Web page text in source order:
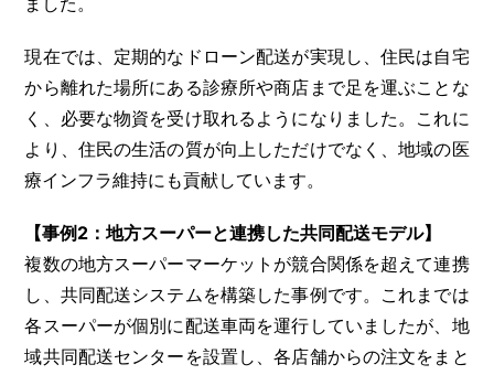
現在では、定期的なドローン配送が実現し、住民は自宅
から離れた場所にある診療所や商店まで足を運ぶことな
く、必要な物資を受け取れるようになりました。これに
より、住民の生活の質が向上しただけでなく、地域の医
療インフラ維持にも貢献しています。
【事例2：地方スーパーと連携した共同配送モデル】
複数の地方スーパーマーケットが競合関係を超えて連携
し、共同配送システムを構築した事例です。これまでは
各スーパーが個別に配送車両を運行していましたが、地
域共同配送センターを設置し、各店舗からの注文をまと